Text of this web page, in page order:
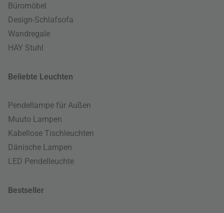
Büromöbel
Design-Schlafsofa
Wandregale
HAY Stuhl
Beliebte Leuchten
Pendellampe für Außen
Muuto Lampen
Kabellose Tischleuchten
Dänische Lampen
LED Pendelleuchte
Bestseller